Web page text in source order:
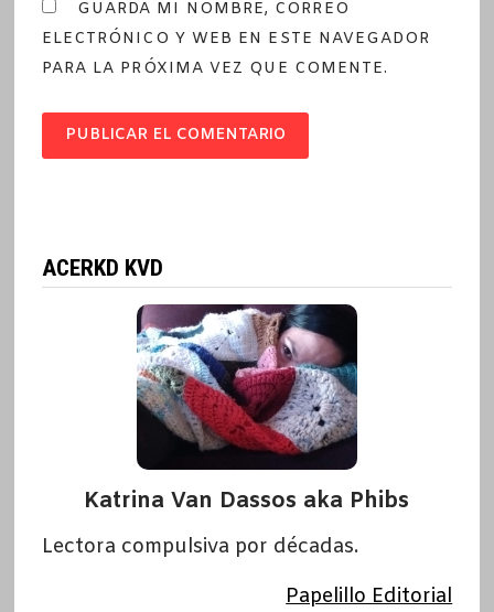
GUARDA MI NOMBRE, CORREO
ELECTRÓNICO Y WEB EN ESTE NAVEGADOR
PARA LA PRÓXIMA VEZ QUE COMENTE.
ACERKD KVD
Katrina Van Dassos aka Phibs
Lectora compulsiva por décadas.
Papelillo Editorial